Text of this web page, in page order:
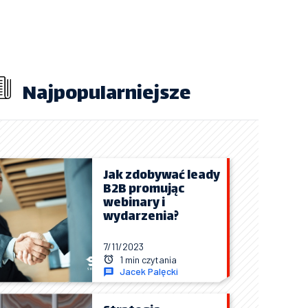
Najpopularniejsze
Jacek Palęcki
7/11/2023
1 min czytania
Jak zdobywać leady
B2B promując
webinary i
wydarzenia?